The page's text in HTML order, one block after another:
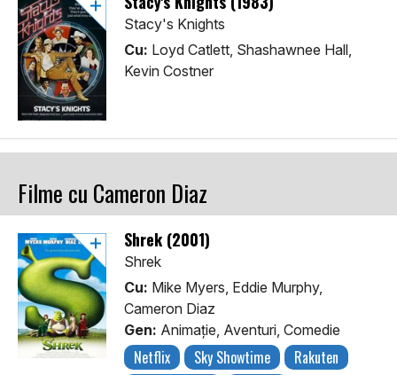
Stacy's Knights
Cu: Loyd Catlett, Shashawnee Hall,
Kevin Costner
Filme cu Cameron Diaz
Shrek (2001)
Shrek
Cu: Mike Myers, Eddie Murphy,
Cameron Diaz
Gen: Animaţie, Aventuri, Comedie
Netflix Sky Showtime
Rakuten